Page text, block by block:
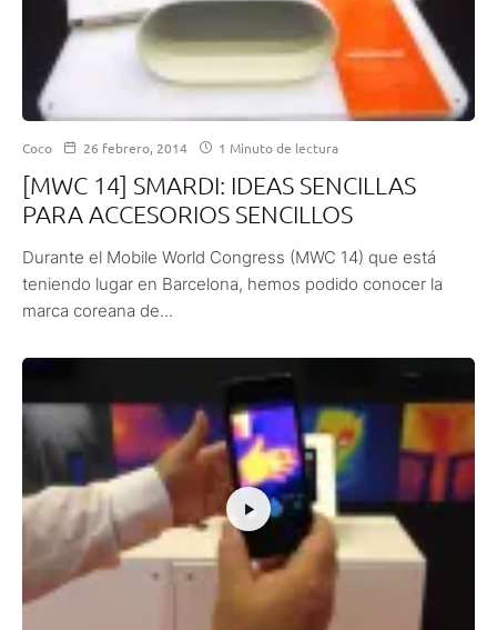
Coco 26 febrero, 2014 1 Minuto de lectura
[MWC 14] SMARDI: IDEAS SENCILLAS
PARA ACCESORIOS SENCILLOS
Durante el Mobile World Congress (MWC 14) que está
teniendo lugar en Barcelona, hemos podido conocer la
marca coreana de...